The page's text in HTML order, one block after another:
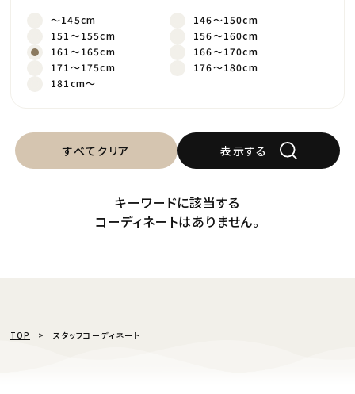
～145cm
146～150cm
151～155cm
156～160cm
161～165cm
166～170cm
171～175cm
176～180cm
181cm～
すべてクリア 表示する
キーワードに該当する
コーディネートはありません。
TOP スタッフコーディネート